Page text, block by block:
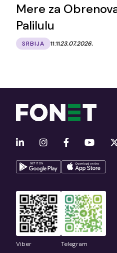
Mere za
Palilulu
SRBIJA 11:1123.07.2026.
Viber Telegram